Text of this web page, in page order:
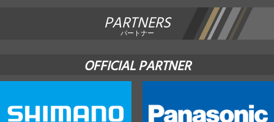
PARTNERS
パートナー
OFFICIAL PARTNER